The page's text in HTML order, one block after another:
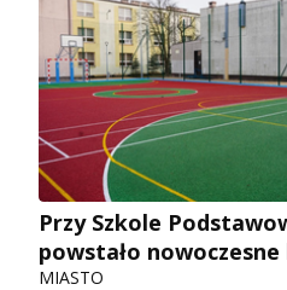
Przy Szkole
powstało
MIASTO